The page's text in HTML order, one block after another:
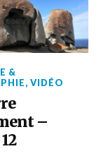
&
,VIDÉO
–